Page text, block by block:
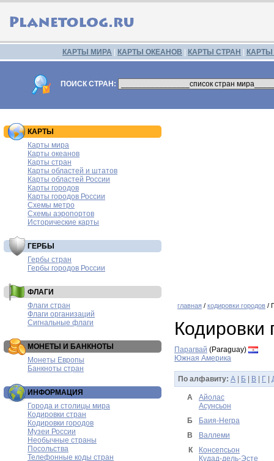
КАРТЫ МИРА КАРТЫ ОКЕАНОВ КАРТЫ СТРАН
ПОИСК СТРАН:
КАРТЫ
Карты мира
Карты океанов
Карты стран
Карты областей и штатов
Карты областей России
Карты городов
Карты городов России
Схемы метро
Схемы аэропортов
Исторические карты
ГЕРБЫ
Гербы стран
Гербы городов России
ФЛАГИ
Флаги стран
Флаги организаций
Сигнальные флаги
МОНЕТЫ И БАНКНОТЫ
Монеты Европы
Банкноты стран
ИНФОРМАЦИЯ
Города и столицы мира
Кодировки стран
Кодировки городов
Музеи России
Необычные страны
Посольства
Телефонные коды стран
главная / кодировки городов /
Кодировки
Парагвай (Paraguay)
Южная Америка
По алфавиту: А Б В Г
А
Айолас
Асунсьон
Б
Баия-Негра
В
Валлеми
К
Консепсьон
Кудад-дель-Эсте